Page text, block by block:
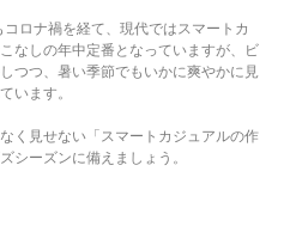
ロナ禍を経て、現代ではスマートカ
なしの年中定番となっていますが、ビ
つつ、暑い季節でもいかに爽やかに見
います。
く見せない「スマートカジュアルの作
シーズンに備えましょう。